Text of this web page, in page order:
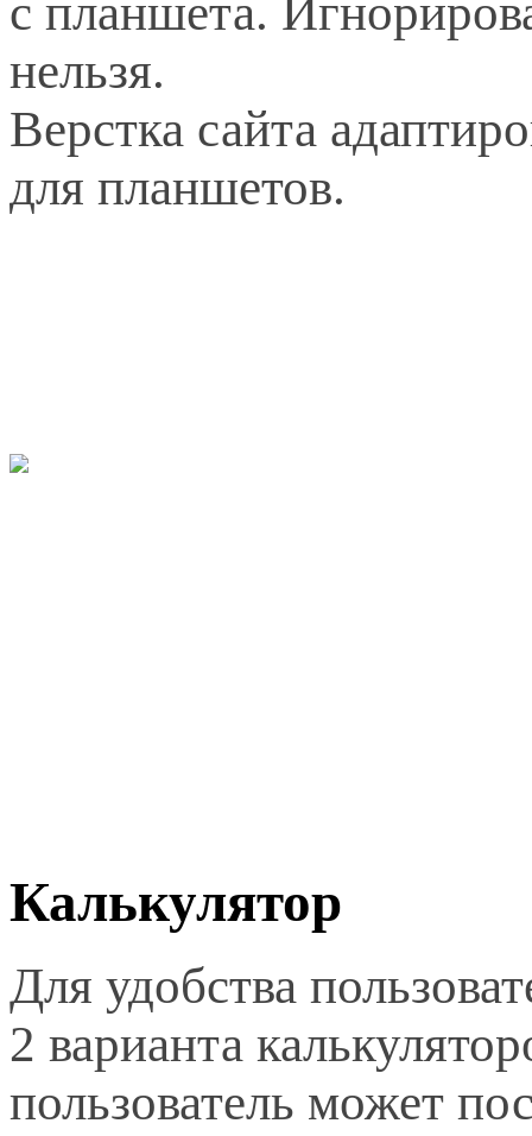
с планшета.
нельзя.
Верстка сайта
для планшетов.
Калькулятор
Для удобства
2 варианта
пользователь может